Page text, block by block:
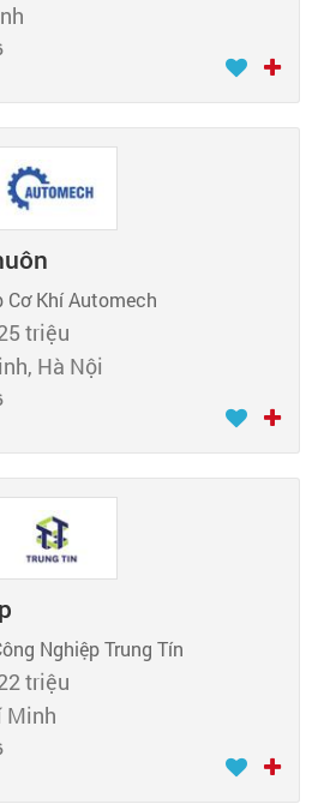
Cơ Khí Automech
triệu
Hà Nội
Nghiệp Trung Tín
triệu
Minh